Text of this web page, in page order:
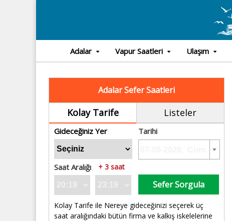
Adalar Vapur Saatleri Ulaşım
Adalar Sefer Saatleri
Kolay Tarife Listeler
Gideceğiniz Yer Tarihi
Saat Aralığı + 3 saat
Sefer Sorgula
Kolay Tarife ile Nereye gideceğinizi seçerek üç
saat aralığındaki bütün firma ve kalkış iskelelerine